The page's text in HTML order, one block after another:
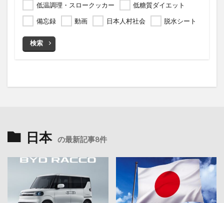
低温調理・スロークッカー
低糖質ダイエット
備忘録
動画 日本人村社会 脱水シート
検索
日本 の最新記事8件